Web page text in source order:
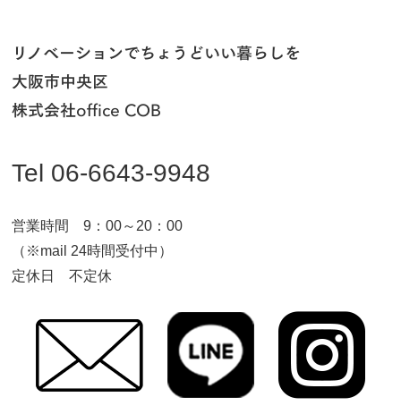
リノベーションでちょうどいい暮らしを
大阪市中央区
株式会社office COB
Tel 06-6643-9948
営業時間 9：00～20：00
（※mail 24時間受付中）
定休日 不定休